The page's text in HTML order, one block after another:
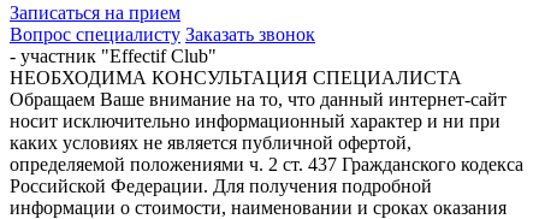
Записаться на прием
Вопрос специалисту Заказать звонок
- участник "Effectif Club"
НЕОБХОДИМА КОНСУЛЬТАЦИЯ СПЕЦИАЛИСТА
Обращаем Ваше внимание на то, что данный интернет-сайт
носит исключительно информационный характер и ни при
каких условиях не является публичной офертой,
определяемой положениями ч. 2 ст. 437 Гражданского кодекса
Российской Федерации. Для получения подробной
информации о стоимости, наименовании и сроках оказания